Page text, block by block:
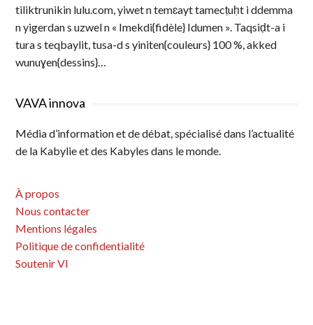
tiliktrunikin lulu.com, yiwet n temɛayt tamecṭuḥt i ddemma
n yigerdan s uzwel n « Imekdi{fidèle} Idumen ». Taqsiḍt-a i
tura s teqbaylit, tusa-d s yiniten{couleurs} 100 %, akked
wunuɣen{dessins}…
VAVA innova
Média d’information et de débat, spécialisé dans l’actualité
de la Kabylie et des Kabyles dans le monde.
À propos
Nous contacter
Mentions légales
Politique de confidentialité
Soutenir VI